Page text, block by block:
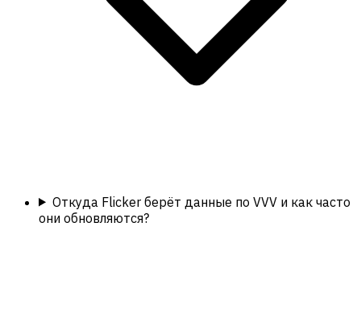
Откуда Flicker берёт данные по VVV и как часто
они обновляются?